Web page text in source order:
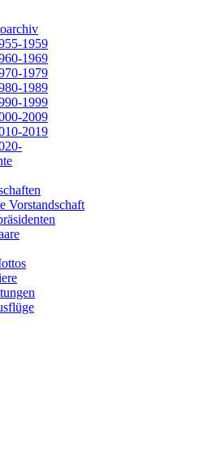
1959
1969
1979
1989
1999
2009
2019
Vorstandschaft